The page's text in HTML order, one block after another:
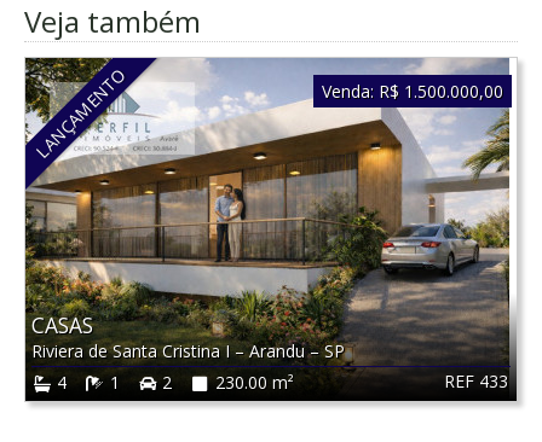
Veja também
LANÇAMENTO
REF 433
CASAS
Riviera de Santa Cristina I–Arandu–SP
4
1 2 230.00 m²
Venda: R$ 1.500.000,00